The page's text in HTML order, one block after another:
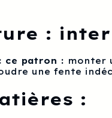
:
ce patron : monter
une fente
: